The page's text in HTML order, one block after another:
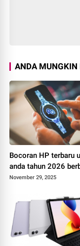
ANDA
Bocoran HP terbaru
anda tahun 2026
November 29, 2025